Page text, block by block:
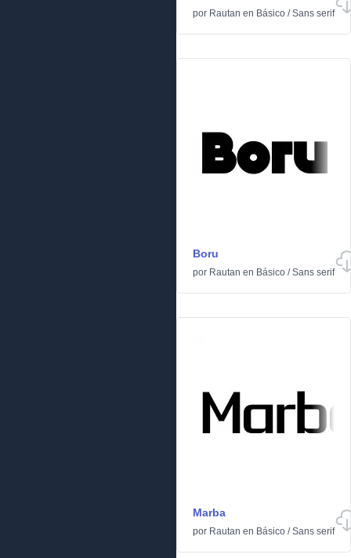
por Rautan en Básico /Sans serif
Boru
por Rautan en Básico /Sans serif
Marba
por Rautan en Básico /Sans serif